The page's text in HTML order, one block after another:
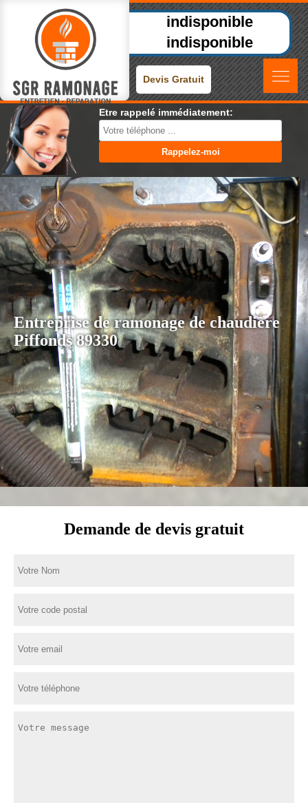
indisponible
indisponible
Devis Gratuit
Etre rappelé immédiatement:
Entreprise de ramonage de chaudière
Piffonds 89330
Demande de devis gratuit